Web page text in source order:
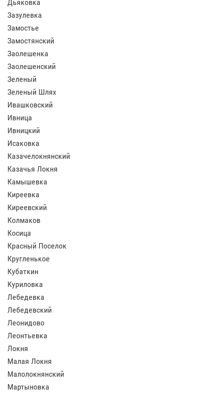
Дьяковка
Зазулевка
Замостье
Замостянский
Заолешенка
Заолешенский
Зеленый
Зеленый Шлях
Ивашковский
Ивница
Ивницкий
Исаковка
Казачелокнянский
Казачья Локня
Камышевка
Киреевка
Киреевский
Колмаков
Косица
Красный Поселок
Кругленькое
Кубаткин
Куриловка
Лебедевка
Лебедевский
Леонидово
Леонтьевка
Локня
Малая Локня
Малолокнянский
Мартыновка